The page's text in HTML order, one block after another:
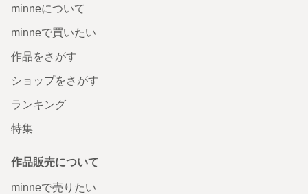
minneについて
minneで買いたい
作品をさがす
ショップをさがす
ランキング
特集
作品販売について
minneで売りたい